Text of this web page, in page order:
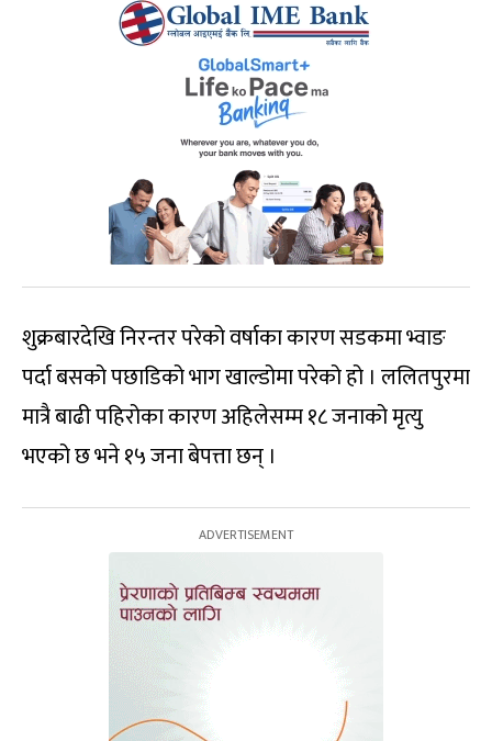
शुक्रबारदेखि निरन्तर परेको वर्षाका कारण सडकमा भ्वाङ
पर्दा बसको पछाडिको भाग खाल्डोमा परेको हो । ललितपुरमा
मात्रै बाढी पहिरोका कारण अहिलेसम्म १८ जनाको मृत्यु
भएको छ भने १५ जना बेपत्ता छन् ।